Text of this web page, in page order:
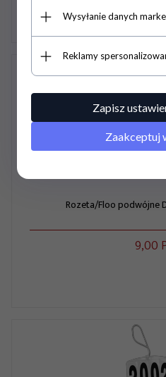
Rozeta/Floo podwójne
9,00
Wysyłanie danych
Reklamy
Zapisz
Zaakceptuj